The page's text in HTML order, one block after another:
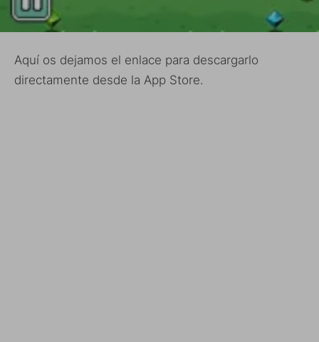
Aquí os dejamos el enlace para descargarlo
directamente desde la App Store.